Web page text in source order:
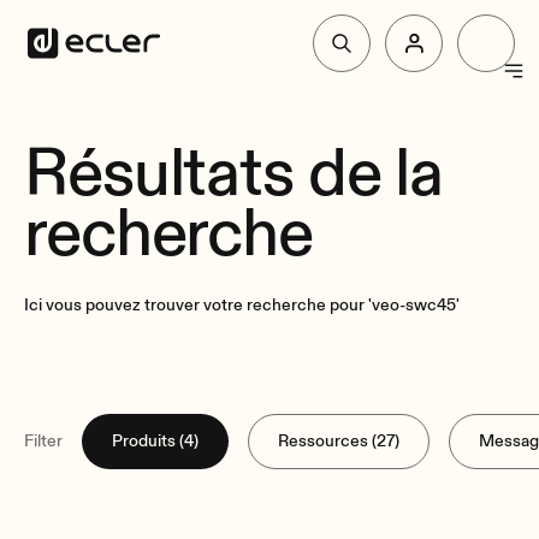
Solutions
Pourquoi Ecler
Ici vous pouvez trouver votre recherche pour 'veo-swc45'
Résultats de la
recherche
Filter Produits (4) Ressources (27)